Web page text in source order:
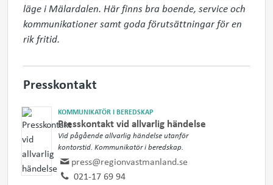
läge i Mälardalen. Här finns bra boende, service och
kommunikationer samt goda förutsättningar för en
rik fritid.
Presskontakt
KOMMUNIKATÖR I BEREDSKAP
Presskontakt vid allvarlig händelse
Vid pågående allvarlig händelse utanför
kontorstid. Kommunikatör i beredskap.
press@regionvastmanland.se
021-17 69 94